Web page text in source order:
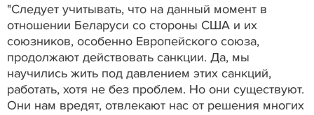
"Следует учитывать, что на данный момент в
отношении Беларуси со стороны США и их
союзников, особенно Европейского союза,
продолжают действовать санкции. Да, мы
научились жить под давлением этих санкций,
работать, хотя не без проблем. Но они существуют.
Они нам вредят, отвлекают нас от решения многих